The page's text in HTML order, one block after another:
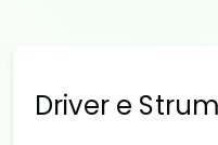
Driver e